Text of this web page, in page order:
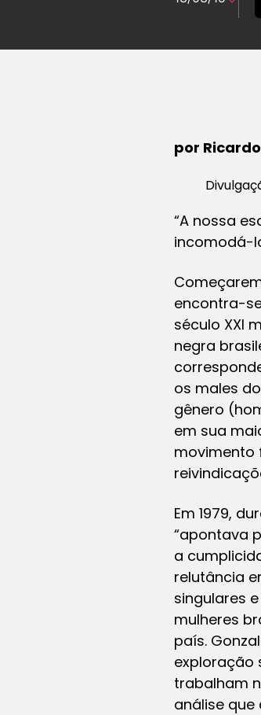
por
“A nossa
incomodá-
encontra-
século XXI
negra
os males
gênero
em sua
movimento
Em 1979,
“apontava
a
relutância
singulares
mulheres
país.
exploração
trabalham
análise que